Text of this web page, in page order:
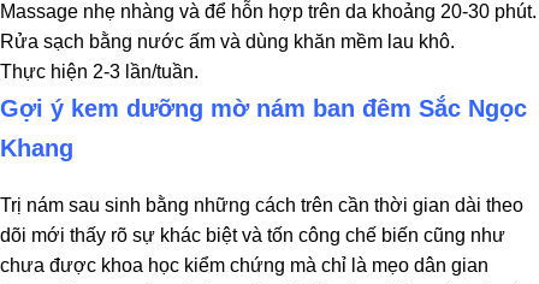
Massage nhẹ nhàng và để hỗn hợp trên da khoảng 20-30 phút.
Rửa sạch bằng nước ấm và dùng khăn mềm lau khô.
Thực hiện 2-3 lần/tuần.
Gợi ý kem dưỡng mờ nám ban đêm Sắc Ngọc
Khang
Trị nám sau sinh bằng những cách trên cần thời gian dài theo
dõi mới thấy rõ sự khác biệt và tốn công chế biến cũng như
chưa được khoa học kiểm chứng mà chỉ là mẹo dân gian